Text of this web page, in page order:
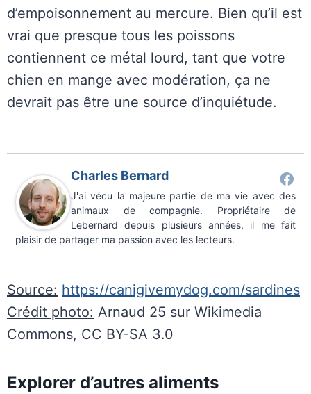
d’empoisonnement au mercure. Bien qu’il est
vrai que presque tous les poissons
contiennent ce métal lourd, tant que votre
chien en mange avec modération, ça ne
devrait pas être une source d’inquiétude.
Charles Bernard
J'ai vécu la majeure partie de ma vie avec des
animaux de compagnie. Propriétaire de
Lebernard depuis plusieurs années, il me fait
plaisir de partager ma passion avec les lecteurs.
Source: https://canigivemydog.com/sardines
Crédit photo: Arnaud 25 sur Wikimedia
Commons, CC BY-SA 3.0
Explorer d’autres aliments